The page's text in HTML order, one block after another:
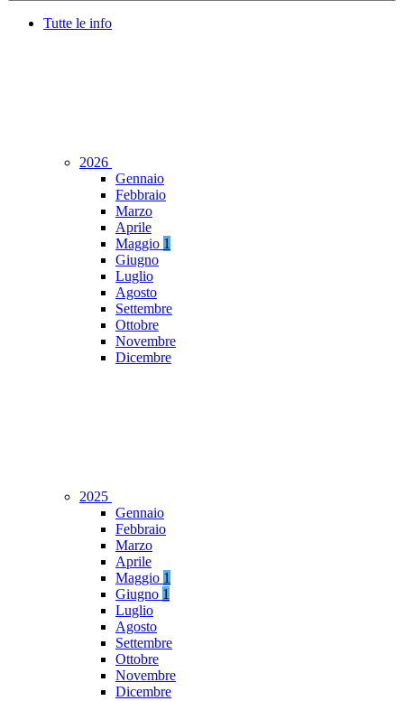
Tutte le info
2026
Gennaio
Febbraio
Marzo
Aprile
Maggio 1
Giugno
Luglio
Agosto
Settembre
Ottobre
Novembre
Dicembre
2025
Gennaio
Febbraio
Marzo
Aprile
Maggio 1
Giugno 1
Luglio
Agosto
Settembre
Ottobre
Novembre
Dicembre